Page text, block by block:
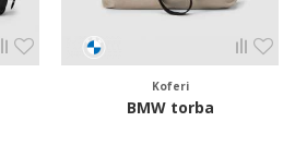
Koferi
BMW torba